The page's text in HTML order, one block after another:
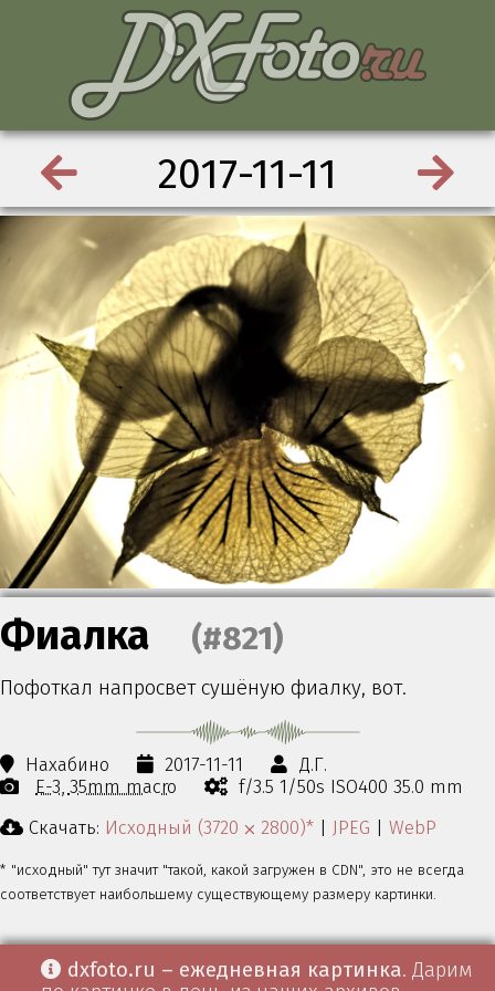
2017-11-11
Фиалка (#821)
Пофоткал напросвет сушёную фиалку, вот.
Нахабино 2017-11-11
Д.Г.
E-3 35mm macro
f/3.5 1/50s ISO400 35.0 mm
Скачать: Исходный (3720 ⨉ 2800)* JPEG WebP
* "исходный" тут значит "такой, какой загружен в CDN", это не всегда
соответствует наибольшему существующему размеру картинки.
dxfoto.ru – ежедневная картинка. Дарим